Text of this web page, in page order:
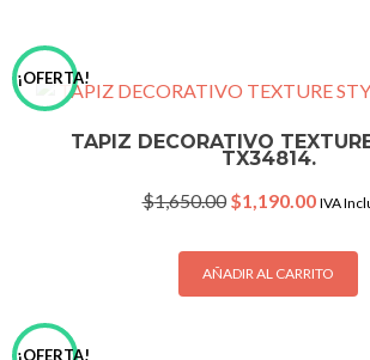
¡OFERTA!
TAPIZ DECORATIVO
TX34814.
$1,650.00 Original
was:
$1,650.00.
$1,190.00
is:
IVA
AÑADIR AL CARRITO
¡OFERTA!